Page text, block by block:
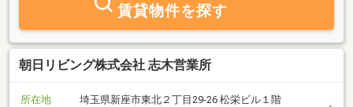
賃貸物件を探す
朝日リビング株式会社 志木営業所
所在地
埼玉県新座市東北２丁目29-26 松栄ビル１階